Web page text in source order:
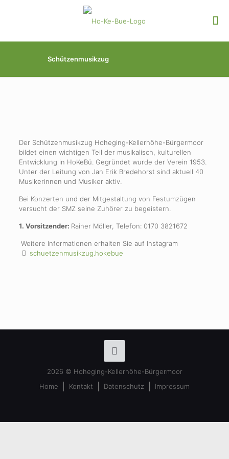
Schützenmusikzug
Der Schützenmusikzug Hoheging-Kellerhöhe-Bürgermoor
bildet einen wichtigen Teil der musikalisch, kulturellen
Entwicklung in HoKeBü. Gegründet wurde der Verein 1953.
Unter der Leitung von Jan Erik Bredehorst sind aktuell 40
Musikerinnen und Musiker aktiv.
Bei Konzerten und der Mitgestaltung von Festumzügen
versucht der SMZ seine Zuhörer zu begeistern.
1. Vorsitzender: Rainer Möller, Telefon: 0170 3821672
Weitere Informationen erhalten Sie auf Instagram
schuetzenmusikzug.hokebue
2026 © Hoheging-Kellerhöhe-Bürgermoor
Home
Kontakt Datenschutz Impressum